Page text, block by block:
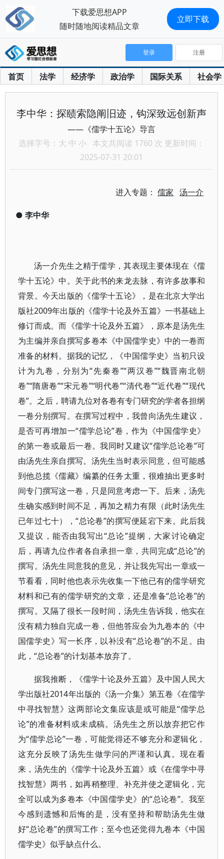
首页 法学 经济学 政治学 国际关系 社会学
登录 注册
李中华：探赜索隐阐旧迹，钩深致远创新声
——《儒学十五论》导言
选择字号： 大 中 小 本文共阅读 1760 次 更新时间：
2025-07-31 20:01
进入专题：儒家 汤一介
● 李中华
汤一介先生之精于儒学，其表现主要体现在《儒
学十五论》中。关于此书的来龙去脉，有许多故事和
背景。今天出版的《儒学十五论》，是在北京大学出
版社2009年出版的《儒学十论及外五篇》一书基础上
修订而成。而《儒学十论及外五篇》，原本是汤先生
为主编并亲自撰写多卷本《中国儒学史》中的一卷而
准备的材料。据我的记忆，《中国儒学史》当初只设
计为九卷，分别为“先秦卷”“两汉卷”“魏晋南北朝
卷”“隋唐卷”“宋元卷”“明代卷”“清代卷”“近代卷”“现代
卷”。之后，聘请九位对各卷有专门研究的学者各担纲
一卷分别撰写。在撰写过程中，我曾向汤先生建议，
是否可再增加一“儒学总论”卷，作为《中国儒学史》
的第一卷或最后一卷。我同时又建议“儒学总论卷”可
由汤先生亲自撰写。汤先生当时表示同意，但可能感
到他总揽《儒藏》编纂的任务太重，很难抽出更多时
间专门撰写这一卷，只是同意考虑一下。后来，汤先
生确实感到时间不足，再加之精力有限（此时汤先生
已年过七十），“总论卷”的撰写便延宕下来。此后我
又提议，能否由我写出“总论”提纲，大家讨论确定
后，再请九位作者各自承担一章，共同完成“总论”的
撰写。汤先生同意我的意见，并让我先写出一章或一
节看看，同时他也表示先收集一下他已有的儒学研究
材料和已有的儒学研究的文章，还是准备“总论卷”的
撰写。又隔了很长一段时间，汤先生告诉我，他实在
没有精力独自完成一卷，但他答应会为九卷本的《中
国儒学史》写一长序，以补没有“总论卷”的不足。由
此，“总论卷”的计划基本放弃了。
据我推断，《儒学十论及外五篇》及中国人民大
学出版社2014年出版的《汤一介集》第五卷《在儒学
中寻找智慧》这两部论文集应该是或可能是“儒学总
论”的准备材料或未成稿。汤先生之所以放弃把它作
为“儒学总论”一卷，可能觉得还不够充分和逻辑化，
这充分反映了汤先生做学问的严谨和认真。现在看
来，汤先生的《儒学十论及外五篇》或《在儒学中寻
找智慧》两书，如再稍整理、补充并使之逻辑化，完
全可以成为多卷本《中国儒学史》的“总论卷”。我至
今感到遗憾和后悔的是，没有坚持和帮助汤先生做
好“总论卷”的撰写工作；至今也还觉得九卷本《中国
儒学史》似乎缺点什么。
下载爱思想APP
随时随地阅读精品文章
立即下载